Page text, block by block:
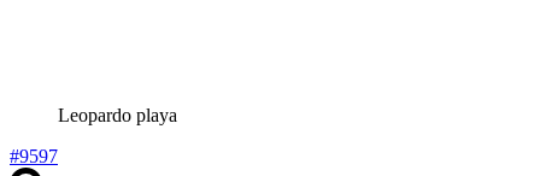
Leopardo playa
#9597